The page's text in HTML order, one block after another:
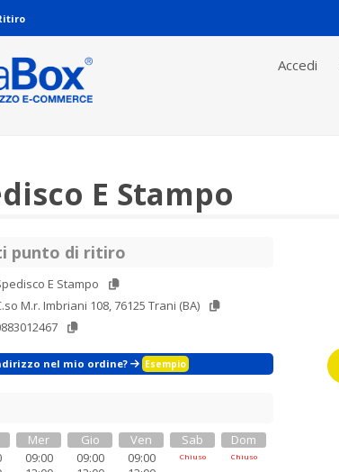
Accedi
E Stampo
punto di ritiro
E Stampo
M.r. Imbriani 108, 76125 Trani (BA)
nel mio ordine? Esempio
Mer
09:00
Gio
09:00
Ven
09:00
Sab
Chiuso
Dom
Chiuso